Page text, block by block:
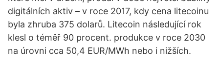
digitálních aktiv – v roce 2017, kdy cena litecoinu
byla zhruba 375 dolarů. Litecoin následující rok
klesl o téměř 90 procent. produkce v roce 2030
na úrovni cca 50,4 EUR/MWh nebo i nižších.